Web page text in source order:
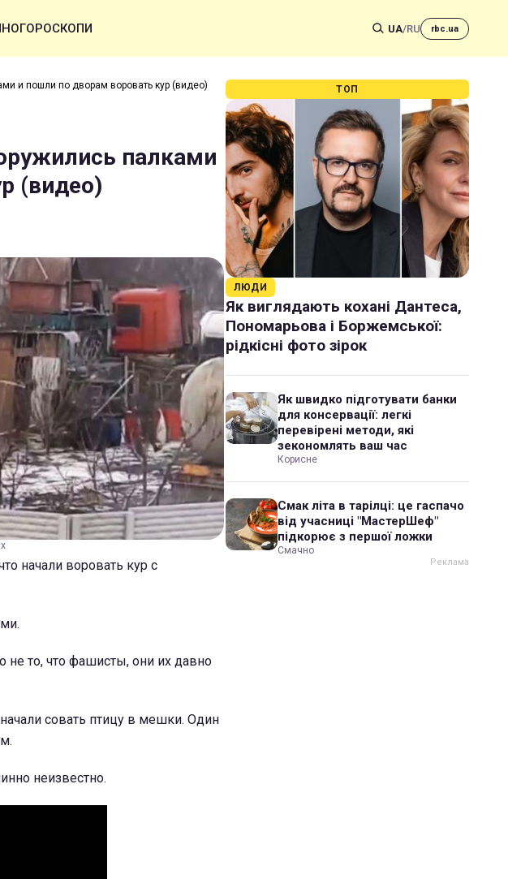
ГОРОСКОПИ UA/RU rbc.ua
и пошли по дворам воровать кур (видео)
палками
(видео)
начали воровать кур с
то, что фашисты, они их давно
совать птицу в мешки. Один
неизвестно.
ТОП
ЛЮДИ
Як виглядають кохані Дантеса,
Пономарьова і Боржемської:
рідкісні фото зірок
Як швидко підготувати банки
для консервації: легкі
перевірені методи, які
зекономлять ваш час
Корисне
Смак літа в тарілці: це гаспачо
від учасниці "МастерШеф"
підкорює з першої ложки
Смачно